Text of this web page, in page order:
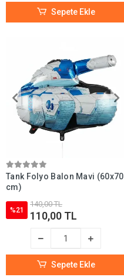
Sepete Ekle
Tank Folyo Balon Mavi (60x70
cm)
%21
140,00 TL
110,00 TL
Sepete Ekle